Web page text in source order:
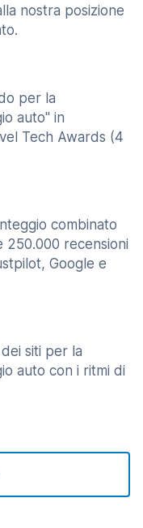
nostra posizione
per la
auto" in
Tech Awards (4
combinato
recensioni
Google e
siti per la
auto con i ritmi di